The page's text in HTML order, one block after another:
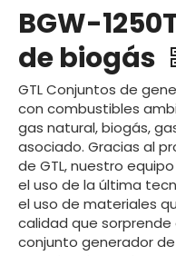
BGW-
de biogás
GTL Conjuntos de
con combustibles
gas natural, biogás,
asociado. Gracias al
de GTL, nuestro
el uso de la última
el uso de materiales
calidad que
conjunto generador